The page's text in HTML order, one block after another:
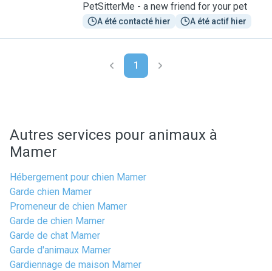
PetSitterMe - a new friend for your pet
A été contacté hier A été actif hier
1
Autres services pour animaux à
Mamer
Hébergement pour chien Mamer
Garde chien Mamer
Promeneur de chien Mamer
Garde de chien Mamer
Garde de chat Mamer
Garde d'animaux Mamer
Gardiennage de maison Mamer